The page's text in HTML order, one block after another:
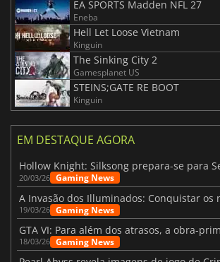
EA SPORTS Madden NFL 27
Eneba
Hell Let Loose Vietnam
Kinguin
The Sinking City 2
Gamesplanet US
STEINS;GATE RE BOOT
Kinguin
EM DESTAQUE AGORA
20/03/26 Gaming News
19/03/26 Gaming News
18/03/26 Gaming News